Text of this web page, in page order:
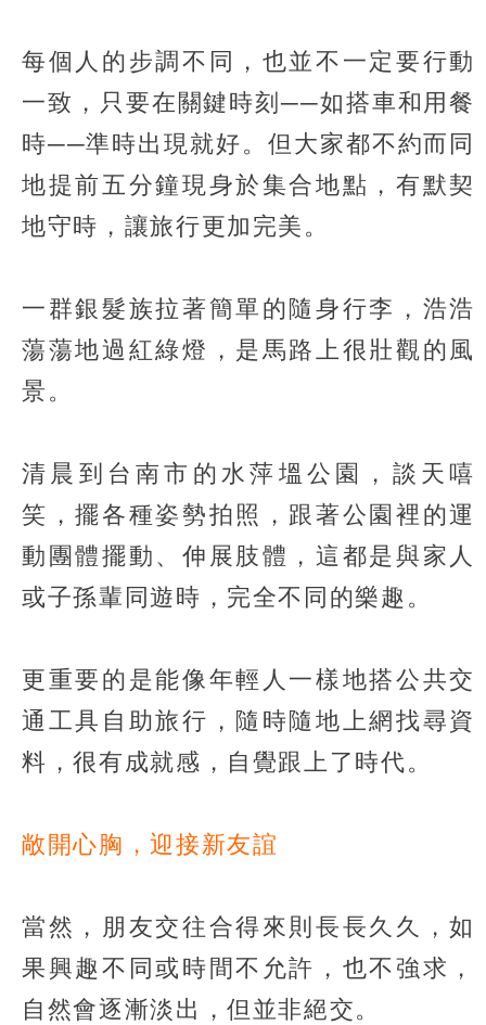
每個人的步調不同，也並不一定要行動
一致，只要在關鍵時刻──如搭車和用餐
時──準時出現就好。但大家都不約而同
地提前五分鐘現身於集合地點，有默契
地守時，讓旅行更加完美。
一群銀髮族拉著簡單的隨身行李，浩浩
蕩蕩地過紅綠燈，是馬路上很壯觀的風
景。
清晨到台南市的水萍塭公園，談天嘻
笑，擺各種姿勢拍照，跟著公園裡的運
動團體擺動、伸展肢體，這都是與家人
或子孫輩同遊時，完全不同的樂趣。
更重要的是能像年輕人一樣地搭公共交
通工具自助旅行，隨時隨地上網找尋資
料，很有成就感，自覺跟上了時代。
敞開心胸，迎接新友誼
當然，朋友交往合得來則長長久久，如
果興趣不同或時間不允許，也不強求，
自然會逐漸淡出，但並非絕交。